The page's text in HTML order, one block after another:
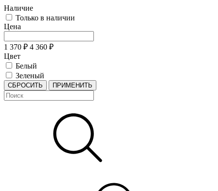
Наличие
Только в наличии
Цена
1 370 ₽ 4 360 ₽
Цвет
Белый
Зеленый
СБРОСИТЬ ПРИМЕНИТЬ